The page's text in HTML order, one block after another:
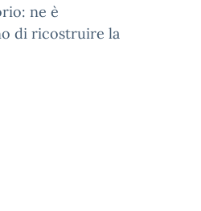
ne è
di ricostruire la